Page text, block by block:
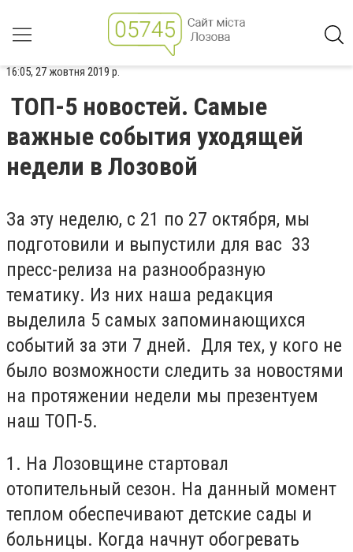
16:05, 27 жовтня 2019 р.
ТОП-5 новостей. Самые
важные события уходящей
недели в Лозовой
За эту неделю, с 21 по 27 октября, мы
подготовили и выпустили для вас 33
пресс-релиза на разнообразную
тематику. Из них наша редакция
выделила 5 самых запоминающихся
событий за эти 7 дней. Для тех, у кого не
было возможности следить за новостями
на протяжении недели мы презентуем
наш ТОП-5.
1. На Лозовщине стартовал
отопительный сезон. На данный момент
теплом обеспечивают детские сады и
больницы. Когда начнут обогревать